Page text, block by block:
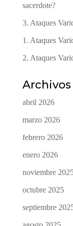
sacerdote?
3. Ataques
1. Ataques
2. Ataques
Archivos
abril 2026
marzo 2026
febrero 2026
enero 2026
noviembre
octubre 2025
septiembre